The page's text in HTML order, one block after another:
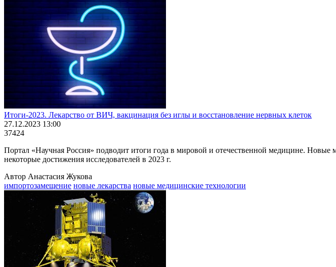
Итоги-2023. Лекарство от ВИЧ, вакцинация без иглы и восстановление нервных клеток
27.12.2023 13:00
37424
Портал «Научная Россия» подводит итоги года в мировой и отечественной медицине.
некоторые достижения исследователей в 2023 г.
Автор Анастасия Жукова
импортозамещение новые лекарства новые медицинские технологии